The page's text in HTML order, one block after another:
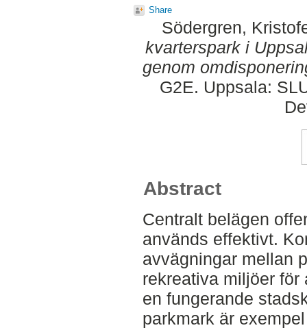
Share
Södergren,
kvarterspark i
genom
G2E. Uppsala:
Abstract
Centralt belägen
används effektivt.
avvägningar mellan
rekreativa miljöer för
en fungerande
parkmark är